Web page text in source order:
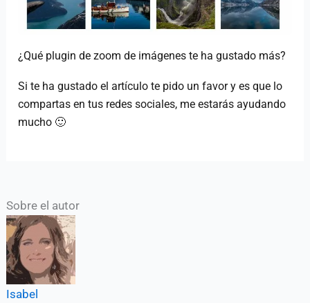
¿Qué plugin de zoom de imágenes te ha gustado más?
Si te ha gustado el artículo te pido un favor y es que lo
compartas en tus redes sociales, me estarás ayudando
mucho 🙂
Sobre el autor
Isabel